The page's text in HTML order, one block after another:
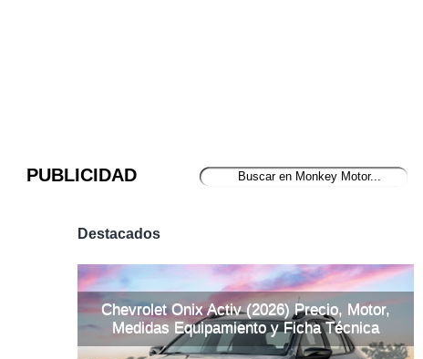
PUBLICIDAD
Destacados
Chevrolet Onix Activ (2026) Precio, Motor,
Medidas Equipamiento y Ficha Técnica